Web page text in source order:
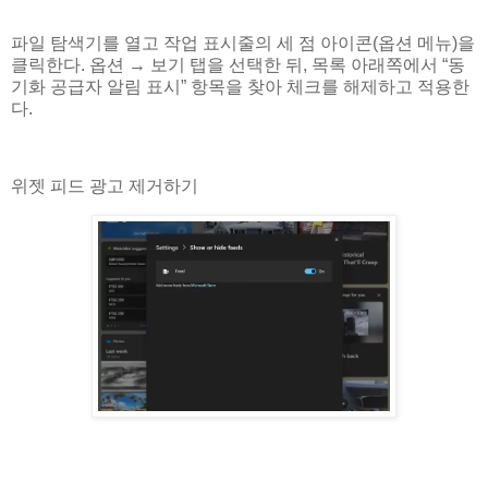
파일 탐색기를 열고 작업 표시줄의 세 점 아이콘(옵션 메뉴)을
클릭한다. 옵션 → 보기 탭을 선택한 뒤, 목록 아래쪽에서 “동
기화 공급자 알림 표시” 항목을 찾아 체크를 해제하고 적용한
다.
위젯 피드 광고 제거하기